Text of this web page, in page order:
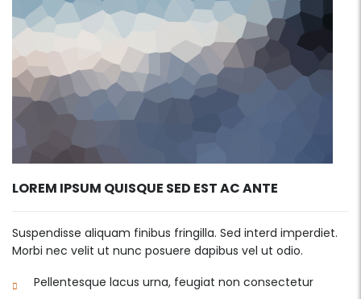
LOREM IPSUM QUISQUE SED EST AC ANTE
Suspendisse aliquam finibus fringilla. Sed interd imperdiet.
Morbi nec velit ut nunc posuere dapibus vel ut odio.
Pellentesque lacus urna, feugiat non consectetur